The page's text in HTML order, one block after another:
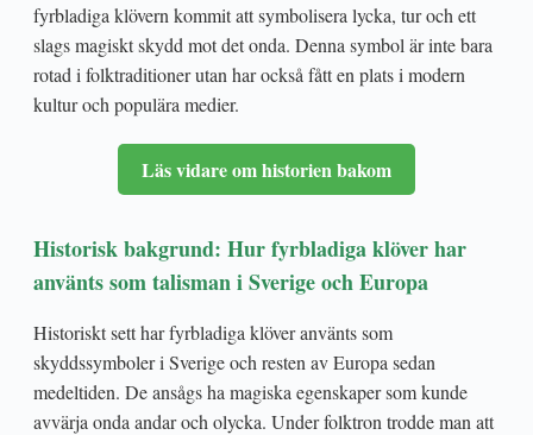
fyrbladiga klövern kommit att symbolisera lycka, tur och ett
slags magiskt skydd mot det onda. Denna symbol är inte bara
rotad i folktraditioner utan har också fått en plats i modern
kultur och populära medier.
Läs vidare om historien bakom
Historisk bakgrund: Hur fyrbladiga klöver har
använts som talisman i Sverige och Europa
Historiskt sett har fyrbladiga klöver använts som
skyddssymboler i Sverige och resten av Europa sedan
medeltiden. De ansågs ha magiska egenskaper som kunde
avvärja onda andar och olycka. Under folktron trodde man att